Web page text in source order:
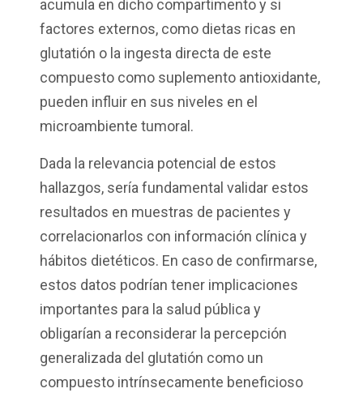
acumula en dicho compartimento y si
factores externos, como dietas ricas en
glutatión o la ingesta directa de este
compuesto como suplemento antioxidante,
pueden influir en sus niveles en el
microambiente tumoral.
Dada la relevancia potencial de estos
hallazgos, sería fundamental validar estos
resultados en muestras de pacientes y
correlacionarlos con información clínica y
hábitos dietéticos. En caso de confirmarse,
estos datos podrían tener implicaciones
importantes para la salud pública y
obligarían a reconsiderar la percepción
generalizada del glutatión como un
compuesto intrínsecamente beneficioso